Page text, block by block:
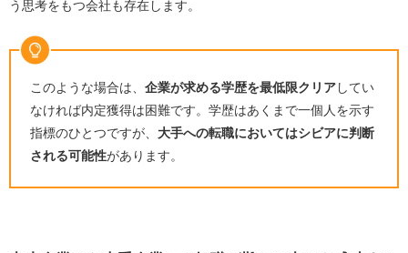
う思考をもつ会社も存在します。
このような場合は、 企業が求める学歴を最低限クリアしてい
なければ内定獲得は困難です。学歴はあくまで一個人を示す
指標のひとつですが、 大手への転職においてはシビアに判断
される可能性があります。